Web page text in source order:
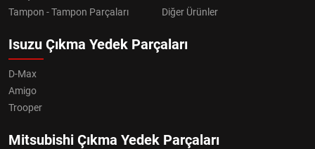
Tampon - Tampon Parçaları
Diğer Ürünler
Isuzu Çıkma Yedek Parçaları
D-Max
Amigo
Trooper
Mitsubishi Çıkma Yedek Parçaları